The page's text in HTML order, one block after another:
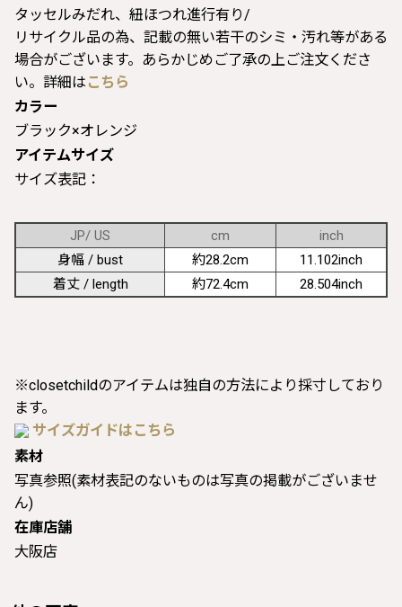
タッセルみだれ、紐ほつれ進行有り/
リサイクル品の為、記載の無い若干のシミ・汚れ等がある
場合がございます。あらかじめご了承の上ご注文くださ
い。詳細は こちら
カラー
ブラック×オレンジ
アイテムサイズ
サイズ表記：
JP/ US cm
inch
身幅 / bust
約28.2cm
11.102inch
着丈 / length
約72.4cm 28.504inch
※closetchildのアイテムは独自の方法により採寸しており
ます。
サイズガイドはこちら
素材
写真参照(素材表記のないものは写真の掲載がございませ
ん)
在庫店舗
大阪店